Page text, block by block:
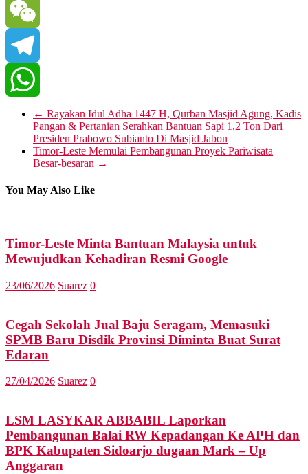
Gmail
WeChat
Telegram
WhatsApp
← Rayakan Idul Adha 1447 H, Qurban Masjid Agung, Kadis
Pangan & Pertanian Serahkan Bantuan Sapi 1,2 Ton Dari
Presiden Prabowo Subianto Di Masjid Jabon
Timor-Leste Memulai Pembangunan Proyek Pariwisata
Besar-besaran →
You May Also Like
Timor-Leste Minta Bantuan Malaysia untuk
Mewujudkan Kehadiran Resmi Google
23/06/2026 Suarez 0
Cegah Sekolah Jual Baju Seragam, Memasuki
SPMB Baru Disdik Provinsi Diminta Buat Surat
Edaran
27/04/2026 Suarez 0
LSM LASYKAR ABBABIL Laporkan
Pembangunan Balai RW Kepadangan Ke APH dan
BPK Kabupaten Sidoarjo dugaan Mark – Up
Anggaran